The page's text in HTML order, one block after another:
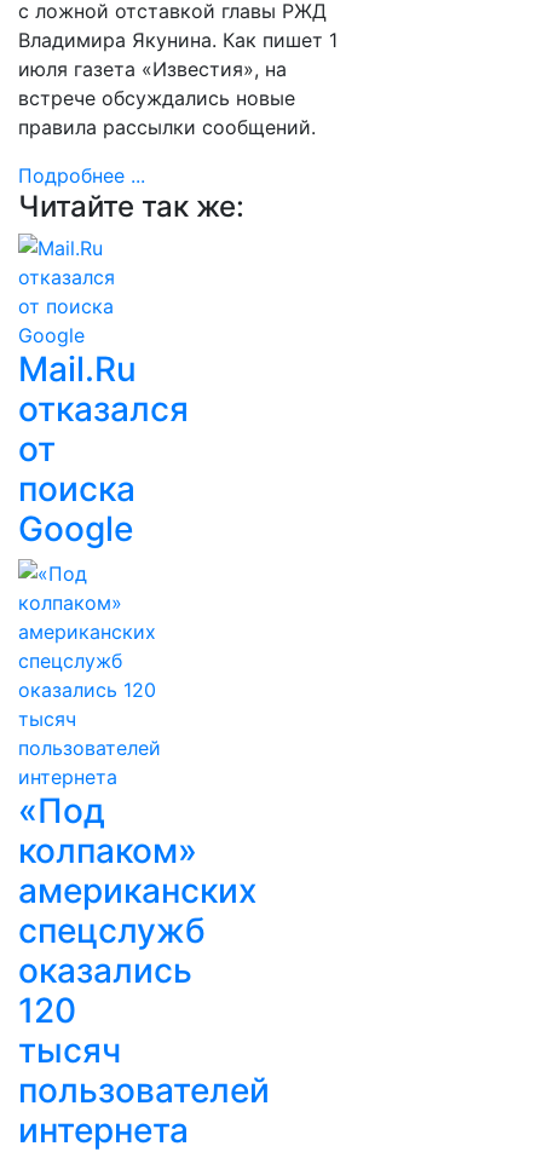
с ложной отставкой главы РЖД
Владимира Якунина. Как пишет 1
июля газета «Известия», на
встрече обсуждались новые
правила рассылки сообщений.
Подробнее ...
Читайте так же:
Mail.Ru
отказался
от
поиска
Google
«Под
колпаком»
американских
спецслужб
оказались
120
тысяч
пользователей
интернета